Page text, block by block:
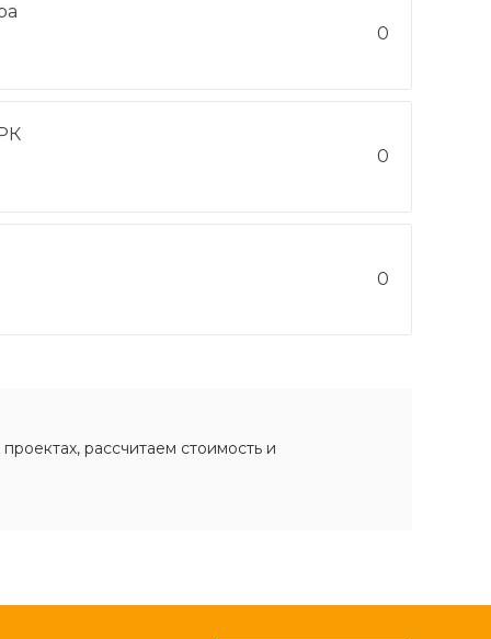
0
0
0
рассчитаем стоимость и